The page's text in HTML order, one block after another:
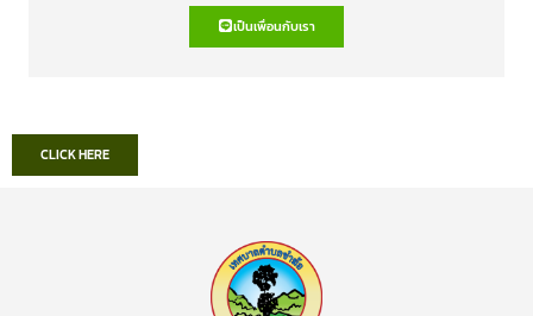
เป็นเพื่อนกับเรา
CLICK HERE